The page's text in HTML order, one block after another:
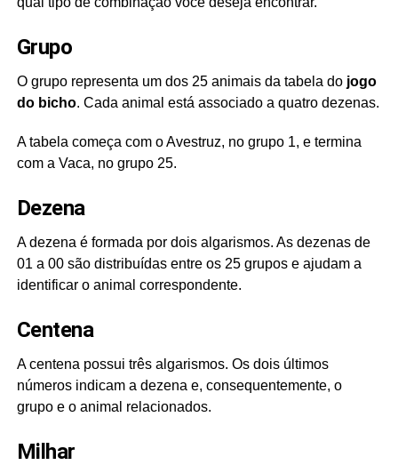
Grupo
O grupo representa um dos 25 animais da tabela do jogo
do bicho. Cada animal está associado a quatro dezenas.
A tabela começa com o Avestruz, no grupo 1, e termina
com a Vaca, no grupo 25.
Dezena
A dezena é formada por dois algarismos. As dezenas de
01 a 00 são distribuídas entre os 25 grupos e ajudam a
identificar o animal correspondente.
Centena
A centena possui três algarismos. Os dois últimos
números indicam a dezena e, consequentemente, o
grupo e o animal relacionados.
Milhar